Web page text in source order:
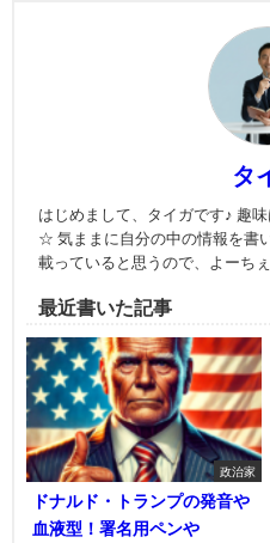
タ
はじめまして、タイガです♪ 趣
☆ 気ままに自分の中の情報を書
載っていると思うので、よーちぇ
最近書いた記事
政治家
ドナルド・トランプの発音や
血液型！署名用ペンや